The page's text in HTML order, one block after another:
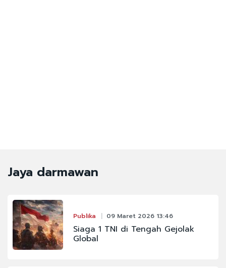
Jaya darmawan
Publika 09 Maret 2026 13:46
Siaga 1 TNI di Tengah Gejolak
Global